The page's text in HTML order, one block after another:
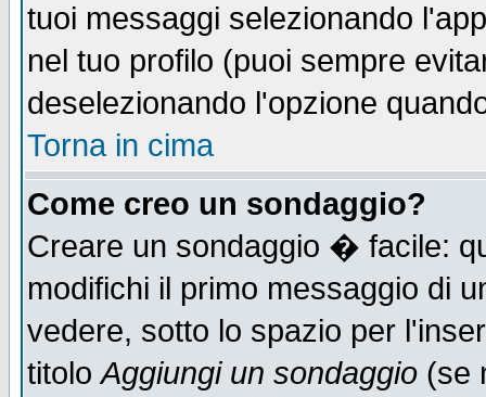
tuoi messaggi selezionando
nel tuo profilo (puoi sempre
deselezionando l'opzione
Torna in cima
Come creo un sondaggio?
Creare un sondaggio � facile:
modifichi il primo messaggio di
vedere, sotto lo spazio per
titoloAggiungi un sondaggio (se